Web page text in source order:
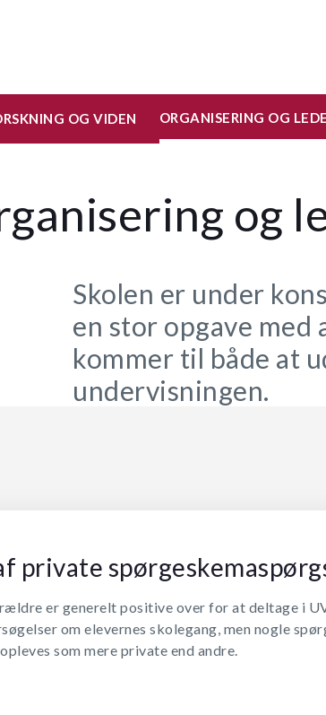
OG VIDEN ORGANISERING OG
og
Skolen er under
en stor opgave
kommer til både at
undervisningen.
private
er generelt positive over for at deltage i
om elevernes skolegang, men nogle
opleves som mere private end andre.